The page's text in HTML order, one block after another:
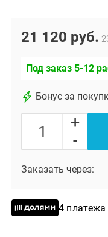
21 120 руб.
Под заказ 5-12
Бонус за
+
-
Заказать через:
4 платежа